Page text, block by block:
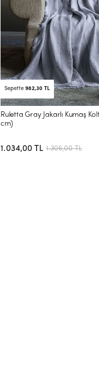
Sepette982,30 TL
Ruletta Gray Jakarlı Kumaş
cm)
1.034,00 TL 1.306,00 TL